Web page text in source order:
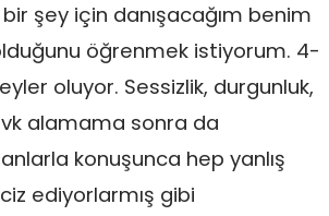
şey için danışacağım benim
öğrenmek istiyorum. 4-
oluyor. Sessizlik, durgunluk,
alamama sonra da
konuşunca hep yanlış
ediyorlarmış gibi